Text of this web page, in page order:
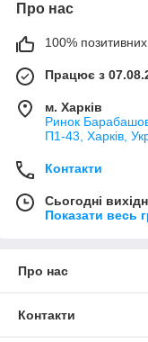
Про нас
100% позитивних
Працює з
м. Харків
Ринок
П1-43, Харків,
Контакти
Сьогодні
Показати весь
Про нас
Контакти